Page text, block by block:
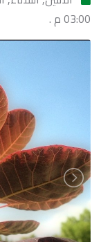
03:00 م .